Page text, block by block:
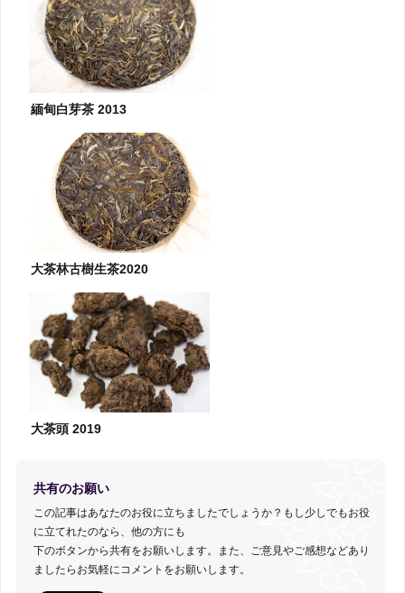
緬甸白芽茶 2013
大茶林古樹生茶2020
大茶頭 2019
共有のお願い
この記事はあなたのお役に立ちましたでしょうか？もし少しでもお役
に立てれたのなら、他の方にも
下のボタンから共有をお願いします。また、ご意見やご感想などあり
ましたらお気軽にコメントをお願いします。